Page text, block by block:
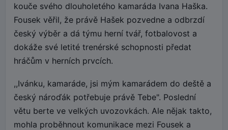
kouče svého dlouholetého kamaráda Ivana Haška.
Fousek věřil, že právě Hašek pozvedne a odbrzdí
český výběr a dá týmu herní tvář, fotbalovost a
dokáže své letité trenérské schopnosti předat
hráčům v herních prvcích.
,,Ivánku, kamaráde, jsi mým kamarádem do deště a
český nároďák potřebuje právě Tebe". Poslední
větu berte ve velkých uvozovkách. Ale nějak takto,
mohla proběhnout komunikace mezi Fousek a